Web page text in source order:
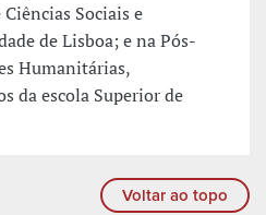
Sociais e
de Lisboa; e na Pós-
Humanitárias,
da escola Superior de
Voltar ao topo